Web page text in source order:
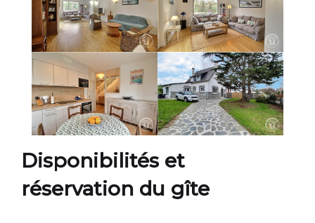
Disponibilités et
réservation du gîte